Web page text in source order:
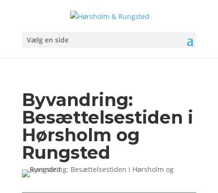
Vælg en side
Byvandring:
Besættelsestiden i
Hørsholm og
Rungsted